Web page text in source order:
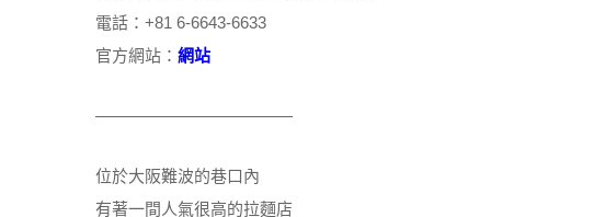
電話：+81 6-6643-6633
官方網站： 網站
————————————
位於大阪難波的巷口內
有著一間人氣很高的拉麵店